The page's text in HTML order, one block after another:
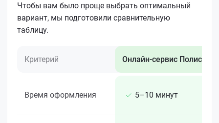
Чтобы вам было проще выбрать оптимальный
вариант, мы подготовили сравнительную
таблицу.
Критерий Онлайн-сервис Полис 812
Время оформления 5–10 минут